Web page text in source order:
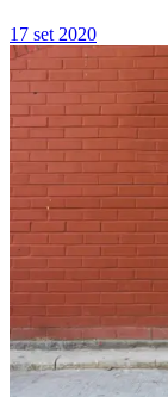
17 set 2020